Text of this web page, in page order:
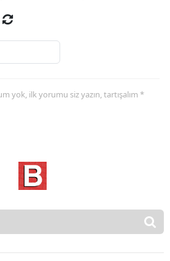
yok, ilk yorumu siz yazın, tartışalım *